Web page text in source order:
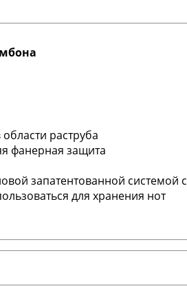
раструба
фанерная защита
запатентованной системой
для хранения нот